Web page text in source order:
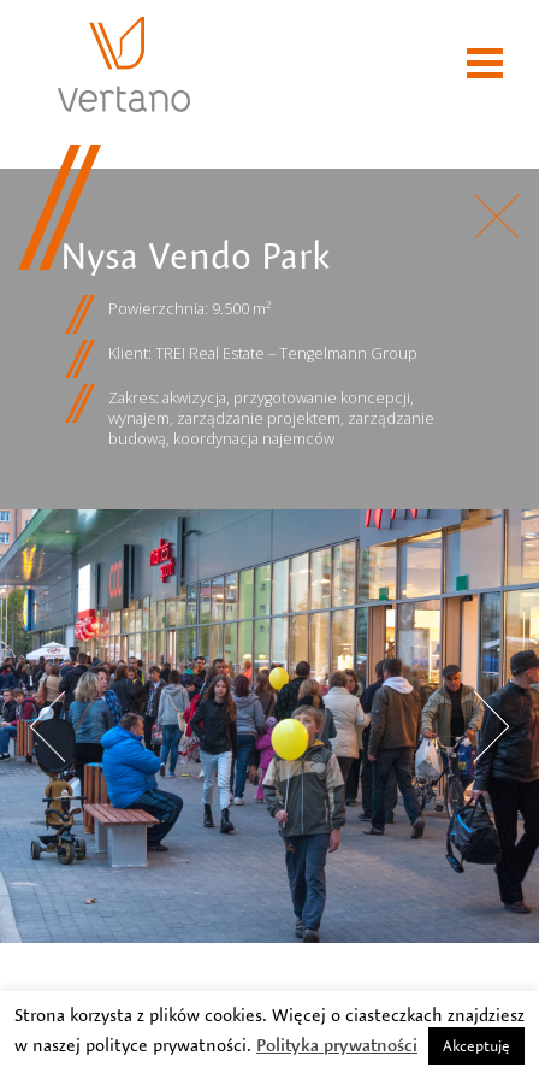
Nysa Vendo Park
Powierzchnia: 9.500 m²
Klient: TREI Real Estate – Tengelmann Group
Zakres: akwizycja, przygotowanie koncepcji,
wynajem, zarządzanie projektem, zarządzanie
budową, koordynacja najemców
Strona korzysta z plików cookies. Więcej o ciasteczkach znajdziesz
w naszej polityce prywatności. Polityka prywatności Akceptuję